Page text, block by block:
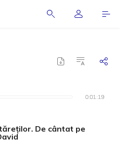
0:01:19
0:01:19
De cântat pe